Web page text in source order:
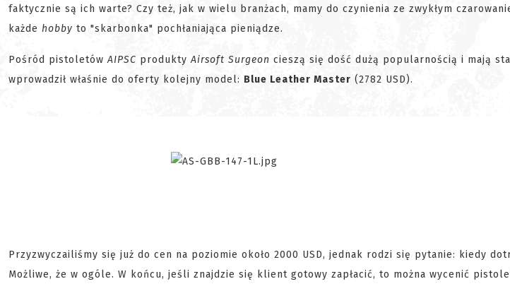
faktycznie są ich warte? Czy też, jak w wielu branżach, mamy do czynienia ze zwykłym
każde hobby to "skarbonka" pochłaniająca pieniądze.
Pośród pistoletówAIPSC produkty Airsoft Surgeon cieszą się dość dużą popularnością i mają
wprowadził właśnie do oferty kolejny model: Blue Leather Master (2782 USD).
Przyzwyczailiśmy się już do cen na poziomie około 2000 USD, jednak rodzi się pytanie: kiedy
Możliwe, że w ogóle. W końcu, jeśli znajdzie się klient gotowy zapłacić, to można wycenić